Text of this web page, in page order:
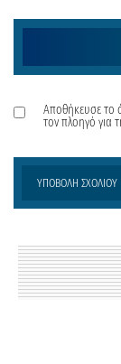
Αποθήκευσε το
τον πλοηγό για